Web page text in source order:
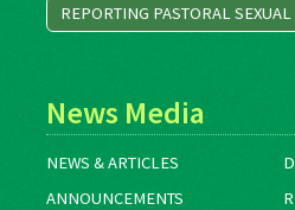
REPORTING PASTORAL
News Media
NEWS & ARTICLES
ANNOUNCEMENTS